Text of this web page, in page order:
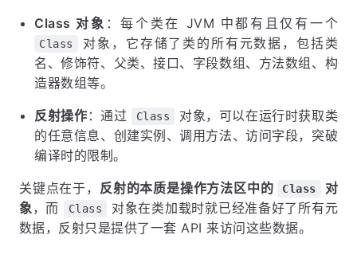
Class 对象 ：每个类在 JVM 中都有且仅有一个
Class
对象，它存储了类的所有元数据，包括类
名、修饰符、父类、接口、字段数组、方法数组、构
造器数组等。
反射操作 ：通过 Class
对象，可以在运行时获取类
的任意信息、创建实例、调用方法、访问字段，突破
编译时的限制。
关键点在于， 反射的本质是操作方法区中的 Class
对
象，而 Class
对象在类加载时就已经准备好了所有元
数据，反射只是提供了一套 API 来访问这些数据。